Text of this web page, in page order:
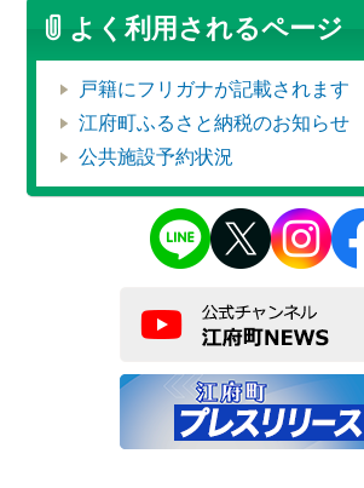
よく利用されるページ
戸籍にフリガナが記載されます
江府町ふるさと納税のお知らせ
公共施設予約状況